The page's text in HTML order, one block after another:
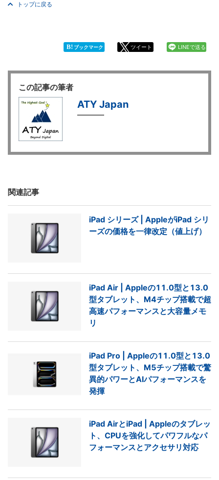
トップに戻る
B! ブックマーク ツイート LINEで送る
この記事の筆者
ATY Japan
関連記事
iPad シリーズ | AppleがiPad シリ
ーズの価格を一律改定（値上げ）
iPad Air | Appleの11.0型と13.0
型タブレット、M4チップ搭載で超
高速パフォーマンスと大容量メモ
リ
iPad Pro | Appleの11.0型と13.0
型タブレット、M5チップ搭載で驚
異的パワーとAIパフォーマンスを
発揮
iPad AirとiPad | Appleのタブレッ
ト、CPUを強化してパワフルなパ
フォーマンスとアクセサリ対応